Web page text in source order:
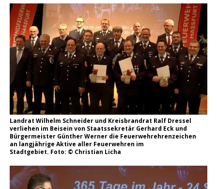
Landrat Wilhelm Schneider und Kreisbrandrat Ralf Dressel
verliehen im Beisein von Staatssekretär Gerhard Eck und
Bürgermeister Günther Werner die Feuerwehrehrenzeichen
an langjährige Aktive aller Feuerwehren im
Stadtgebiet. Foto: © Christian Licha